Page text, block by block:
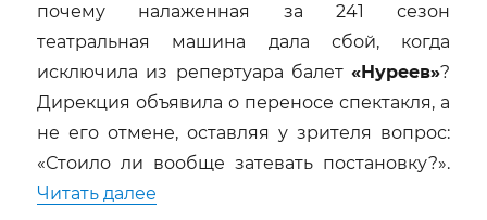
почему налаженная за 241 сезон
театральная машина дала сбой, когда
исключила из репертуара балет «Нуреев»?
Дирекция объявила о переносе спектакля, а
не его отмене, оставляя у зрителя вопрос:
«Стоило ли вообще затевать постановку?».
Читать далее